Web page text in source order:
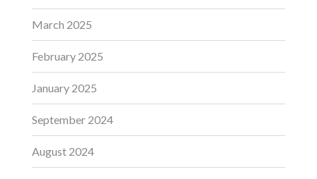
March 2025
February 2025
January 2025
September 2024
August 2024